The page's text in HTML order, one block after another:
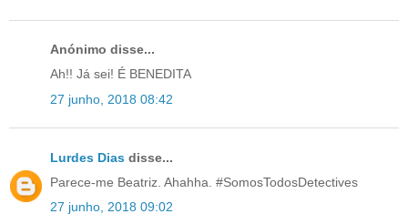
Anónimo disse...
Ah!! Já sei! É BENEDITA
27 junho, 2018 08:42
Lurdes Dias disse...
Parece-me Beatriz. Ahahha. #SomosTodosDetectives
27 junho, 2018 09:02